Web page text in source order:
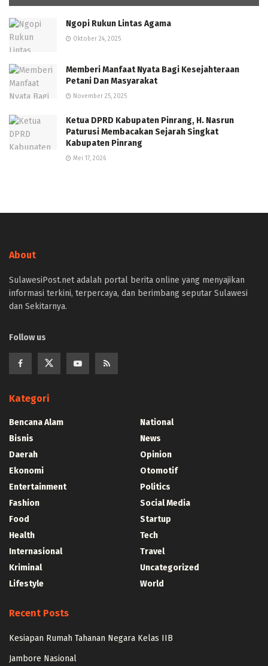
Ngopi Rukun Lintas Agama
Oktober 24, 2025
Memberi Manfaat Nyata Bagi Kesejahteraan
Petani Dan Masyarakat
November 25, 2025
Ketua DPRD Kabupaten Pinrang, H. Nasrun
Paturusi Membacakan Sejarah Singkat
Kabupaten Pinrang
Mei 17, 2026
About
SulawesiPost.net adalah portal berita online yang menyajikan
informasi terkini, terpercaya, dan berimbang seputar Sulawesi
dan Sekitarnya.
Follow us
Kategori
Bencana Alam
Bisnis
Daerah
Ekonomi
Entertainment
Fashion
Food
Health
Internasional
Kriminal
Lifestyle
National
News
Opinion
Otomotif
Politics
Social Media
Startup
Tech
Travel
Uncategorized
World
Recent Posts
Kesiapan Rumah Tahanan Negara Kelas IIB
Jambore Nasional